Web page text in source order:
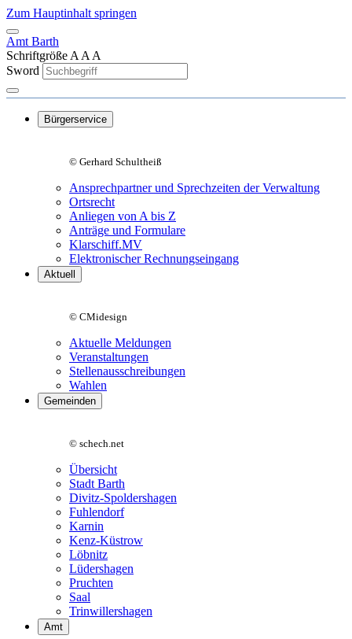
Zum Hauptinhalt springen
Amt Barth
Schriftgröße A A A
Sword
Bürgerservice
© Gerhard Schultheiß
Ansprechpartner und Sprechzeiten der Verwaltung
Ortsrecht
Anliegen von A bis Z
Anträge und Formulare
Klarschiff.MV
Elektronischer Rechnungseingang
Aktuell
© CMidesign
Aktuelle Meldungen
Veranstaltungen
Stellenausschreibungen
Wahlen
Gemeinden
© schech.net
Übersicht
Stadt Barth
Divitz-Spoldershagen
Fuhlendorf
Karnin
Kenz-Küstrow
Löbnitz
Lüdershagen
Pruchten
Saal
Trinwillershagen
Amt